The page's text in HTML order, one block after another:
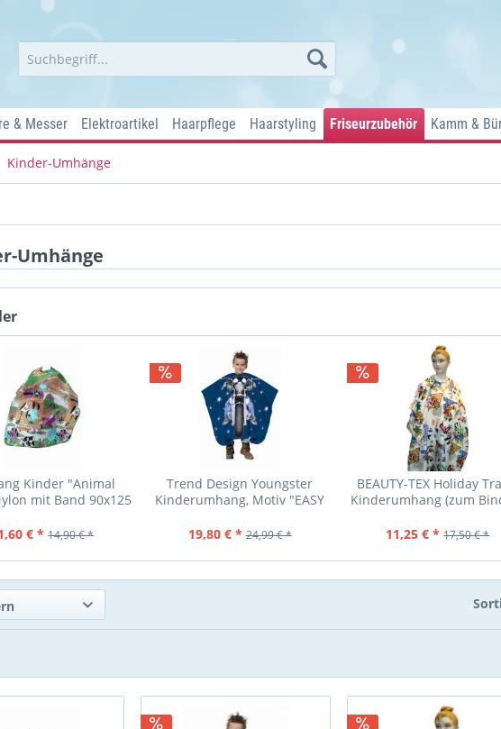
& Messer Elektroartikel Haarpflege Haarstyling Friseurzubehör Kamm &
Kinder-Umhänge
Umhänge
Kinder "Animal
mit Band 90x125
€ * 14,90 € *
Trend Design Youngster
Kinderumhang, Motiv "EASY
19,80 € * 24,99 € *
BEAUTY-TEX Holiday
Kinderumhang (zum
11,25 € * 17,50 € *